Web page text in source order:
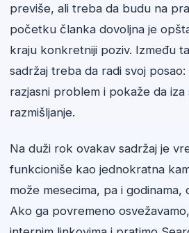
previše, ali treba da budu na
početku članka dovoljna je
kraju konkretniji poziv. Između
sadržaj treba da radi svoj
razjasni problem i pokaže da
razmišljanje.
Na duži rok ovakav sadržaj je
funkcioniše kao jednokratna
može mesecima, pa i godinama,
Ako ga povremeno